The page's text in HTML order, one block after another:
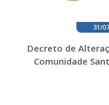
31/
Decreto de
Comunidade